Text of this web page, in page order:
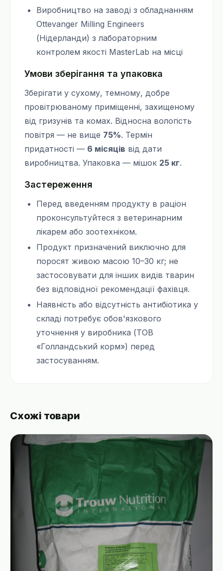
Виробництво на заводі з обладнанням
Ottevanger Milling Engineers
(Нідерланди) з лабораторним
контролем якості MasterLab на місці
Умови зберігання та упаковка
Зберігати у сухому, темному, добре
провітрюваному приміщенні, захищеному
від гризунів та комах. Відносна вологість
повітря — не вище 75%. Термін
придатності — 6 місяців від дати
виробництва. Упаковка — мішок 25 кг.
Застереження
Перед введенням продукту в раціон
проконсультуйтеся з ветеринарним
лікарем або зоотехніком.
Продукт призначений виключно для
поросят живою масою 10–30 кг; не
застосовувати для інших видів тварин
без відповідної рекомендації фахівця.
Наявність або відсутність антибіотика у
складі потребує обов'язкового
уточнення у виробника (ТОВ
«Голландський корм») перед
застосуванням.
Схожі товари